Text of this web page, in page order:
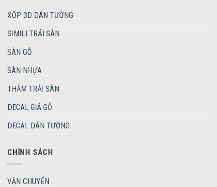
XỐP 3D DÁN TƯỜNG
SIMILI TRẢI SÀN
SÀN GỖ
SÀN NHỰA
THẢM TRẢI SÀN
DECAL GIẢ GỖ
DECAL DÁN TƯỜNG
CHÍNH SÁCH
VẬN CHUYỂN